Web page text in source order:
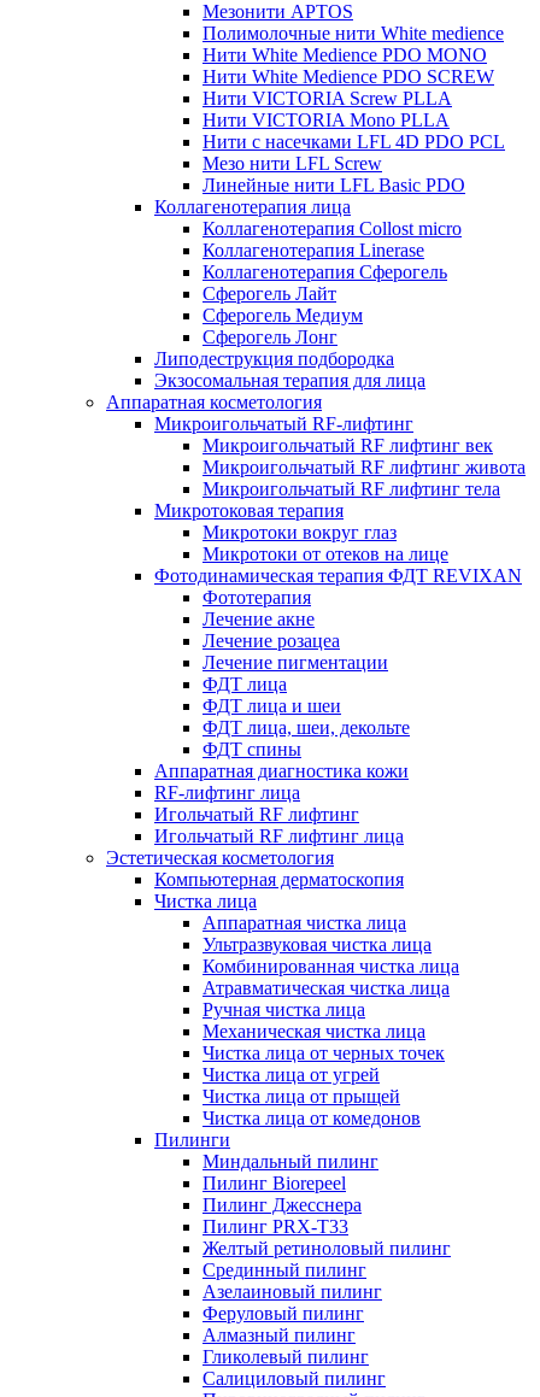
Мезонити APTOS
Полимолочные нити White medience
Нити White Medience PDO MONO
Нити White Medience PDO SCREW
Нити VICTORIA Screw PLLA
Нити VICTORIA Mono PLLA
Нити с насечками LFL 4D PDO PCL
Мезо нити LFL Screw
Линейные нити LFL Basic PDO
Коллагенотерапия лица
Коллагенотерапия Collost micro
Коллагенотерапия Linerase
Коллагенотерапия Сферогель
Сферогель Лайт
Сферогель Медиум
Сферогель Лонг
Липодеструкция подбородка
Экзосомальная терапия для лица
Аппаратная косметология
Микроигольчатый RF-лифтинг
Микроигольчатый RF лифтинг век
Микроигольчатый RF лифтинг живота
Микроигольчатый RF лифтинг тела
Микротоковая терапия
Микротоки вокруг глаз
Микротоки от отеков на лице
Фотодинамическая терапия ФДТ REVIXAN
Фототерапия
Лечение акне
Лечение розацеа
Лечение пигментации
ФДТ лица
ФДТ лица и шеи
ФДТ лица, шеи, декольте
ФДТ спины
Аппаратная диагностика кожи
RF-лифтинг лица
Игольчатый RF лифтинг
Игольчатый RF лифтинг лица
Эстетическая косметология
Компьютерная дерматоскопия
Чистка лица
Аппаратная чистка лица
Ультразвуковая чистка лица
Комбинированная чистка лица
Атравматическая чистка лица
Ручная чистка лица
Механическая чистка лица
Чистка лица от черных точек
Чистка лица от угрей
Чистка лица от прыщей
Чистка лица от комедонов
Пилинги
Миндальный пилинг
Пилинг Biorepeel
Пилинг Джесснера
Пилинг PRX-T33
Желтый ретиноловый пилинг
Срединный пилинг
Азелаиновый пилинг
Феруловый пилинг
Алмазный пилинг
Гликолевый пилинг
Салициловый пилинг